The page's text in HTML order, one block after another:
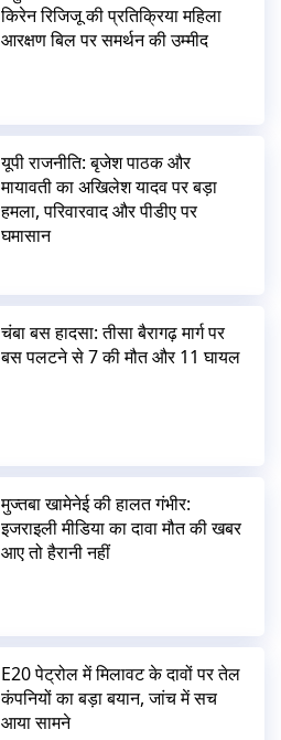
किरेन रिजिजू की प्रतिक्रिया महिला
आरक्षण बिल पर समर्थन की उम्मीद
यूपी राजनीति: बृजेश पाठक और
मायावती का अखिलेश यादव पर बड़ा
हमला, परिवारवाद और पीडीए पर
घमासान
चंबा बस हादसा: तीसा बैरागढ़ मार्ग पर
बस पलटने से 7 की मौत और 11 घायल
मुज्तबा खामेनेई की हालत गंभीर:
इजराइली मीडिया का दावा मौत की खबर
आए तो हैरानी नहीं
E20 पेट्रोल में मिलावट के दावों पर तेल
कंपनियों का बड़ा बयान, जांच में सच
आया सामने